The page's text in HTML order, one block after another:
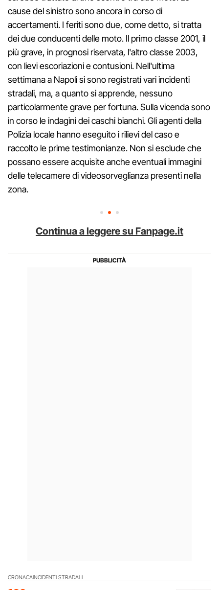
cause del sinistro sono ancora in corso di
accertamenti. I feriti sono due, come detto, si tratta
dei due conducenti delle moto. Il primo classe 2001, il
più grave, in prognosi riservata, l'altro classe 2003,
con lievi escoriazioni e contusioni. Nell'ultima
settimana a Napoli si sono registrati vari incidenti
stradali, ma, a quanto si apprende, nessuno
particolarmente grave per fortuna. Sulla vicenda sono
in corso le indagini dei caschi bianchi. Gli agenti della
Polizia locale hanno eseguito i rilievi del caso e
raccolto le prime testimonianze. Non si esclude che
possano essere acquisite anche eventuali immagini
delle telecamere di videosorveglianza presenti nella
zona.
Continua a leggere su Fanpage.it
CRONACAINCIDENTI STRADALI